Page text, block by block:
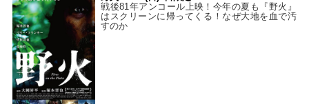
戦後81年アンコール上映！今年の夏も『野火』
はスクリーンに帰ってくる！なぜ大地を血で汚
すのか